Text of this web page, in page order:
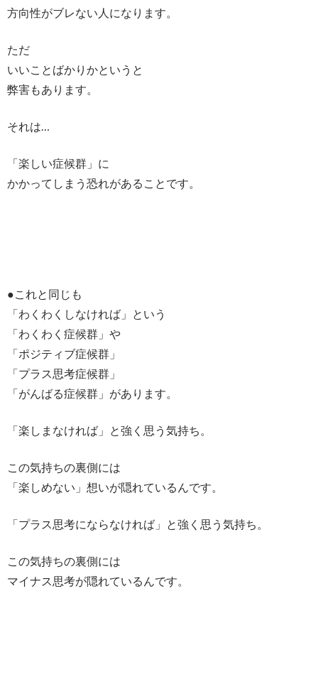
方向性がブレない人になります。
ただ
いいことばかりかというと
弊害もあります。
それは…
「楽しい症候群」に
かかってしまう恐れがあることです。
●これと同じも
「わくわくしなければ」という
「わくわく症候群」や
「ポジティブ症候群」
「プラス思考症候群」
「がんばる症候群」があります。
「楽しまなければ」と強く思う気持ち。
この気持ちの裏側には
「楽しめない」想いが隠れているんです。
「プラス思考にならなければ」と強く思う気持ち。
この気持ちの裏側には
マイナス思考が隠れているんです。